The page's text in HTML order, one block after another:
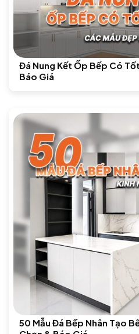
Đá Nung Kết Ốp Bếp Có
Báo Giá
50 Mẫu Đá Bếp Nhân Tạo